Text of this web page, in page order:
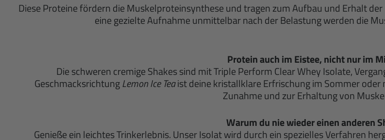
Diese Proteine fördern die Muskelproteinsynthese und tragen zum Aufbau und Erhalt
eine gezielte Aufnahme unmittelbar nach der Belastung werden die
Protein auch im Eistee, nicht nur im
Die schweren cremige Shakes sind mit Triple Perform Clear Whey Isolate,
GeschmacksrichtungLemon Ice Teaist deine kristallklare Erfrischung im Sommer
Zunahme und zur Erhaltung von
Warum du nie wieder einen anderen
Genieße ein leichtes Trinkerlebnis. Unser Isolat wird durch ein spezielles Verfahren